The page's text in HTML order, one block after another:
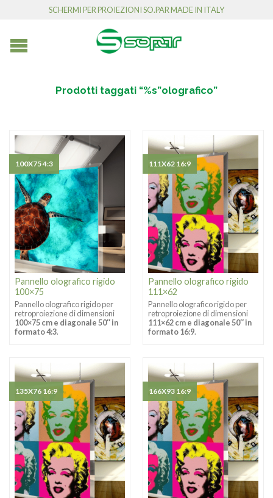
SCHERMI PER PROIEZIONI SO.PAR MADE IN ITALY
Prodotti taggati “%s”olografico”
Pannello olografico rigido
100×75
Pannello olografico rigido per
retroproiezione di dimensioni
100×75 cm e diagonale 50″ in
formato 4:3.
100X75 4:3
Pannello olografico rigido
111×62
Pannello olografico rigido per
retroproiezione di dimensioni
111×62 cm e diagonale 50″ in
formato 16:9.
111X62 16:9
135X76 16:9 166X93 16:9